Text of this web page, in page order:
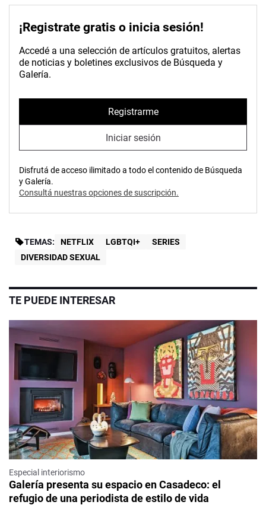
¡Registrate gratis o inicia sesión!
Accedé a una selección de artículos gratuitos, alertas
de noticias y boletines exclusivos de Búsqueda y
Galería.
Registrarme
Iniciar sesión
Disfrutá de acceso ilimitado a todo el contenido de Búsqueda
y Galería.
Consultá nuestras opciones de suscripción.
TEMAS: NETFLIX LGBTQI+
SERIES
DIVERSIDAD SEXUAL
TE PUEDE INTERESAR
Especial interiorismo
Galería presenta su espacio en Casadeco: el
refugio de una periodista de estilo de vida